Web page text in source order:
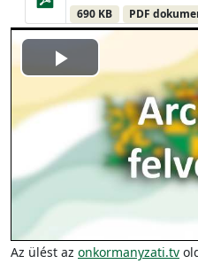
690 KB PDF
Play
Video
Az ülést az onkormanyzati.tv